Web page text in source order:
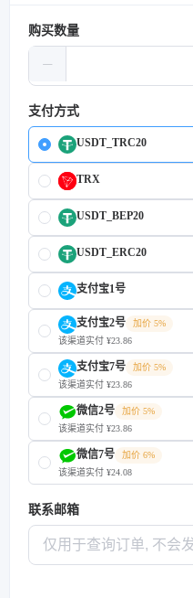
购买数量
支付方式
USDT_TRC20
TRX
USDT_BEP20
USDT_ERC20
支付宝1号
支付宝2号
加价 5%
该渠道实付 ¥23.86
支付宝7号
加价 5%
该渠道实付 ¥23.86
微信2号
加价 5%
该渠道实付 ¥23.86
微信7号
加价 6%
该渠道实付 ¥24.08
联系邮箱